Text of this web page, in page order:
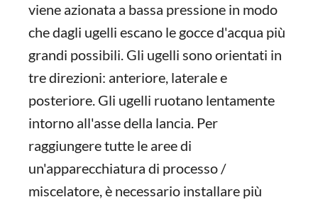
viene azionata a bassa pressione in modo
che dagli ugelli escano le gocce d'acqua più
grandi possibili. Gli ugelli sono orientati in
tre direzioni: anteriore, laterale e
posteriore. Gli ugelli ruotano lentamente
intorno all'asse della lancia. Per
raggiungere tutte le aree di
un'apparecchiatura di processo /
miscelatore, è necessario installare più